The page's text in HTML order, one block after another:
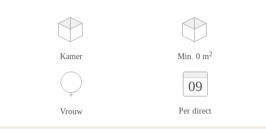
Kamer Min. 0 m2
Vrouw
09
Per direct